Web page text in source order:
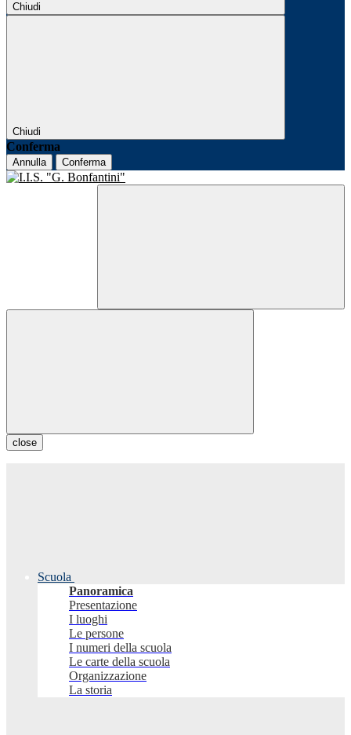
Chiudi
Chiudi
Conferma
Annulla Conferma
close
Scuola
Panoramica
Presentazione
I luoghi
Le persone
I numeri della scuola
Le carte della scuola
Organizzazione
La storia